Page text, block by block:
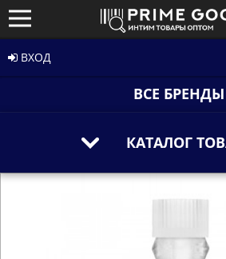
ВХОД
ВСЕ БРЕНДЫ
КАТАЛОГ